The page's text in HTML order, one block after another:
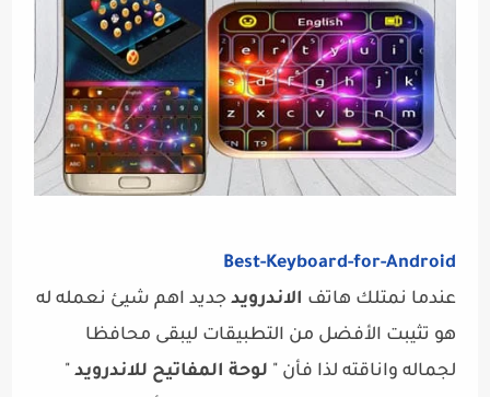
Best-Keyboard-for-Android
عندما نمتلك هاتف الاندرويد جديد اهم شيئ نعمله له
هو تثيبت الأفضل من التطبيقات ليبقى محافظا
لجماله واناقته لذا فأن " لوحة المفاتيح للاندرويد "